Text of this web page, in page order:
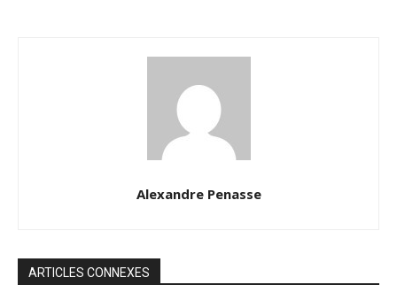
Alexandre Penasse
ARTICLES CONNEXES